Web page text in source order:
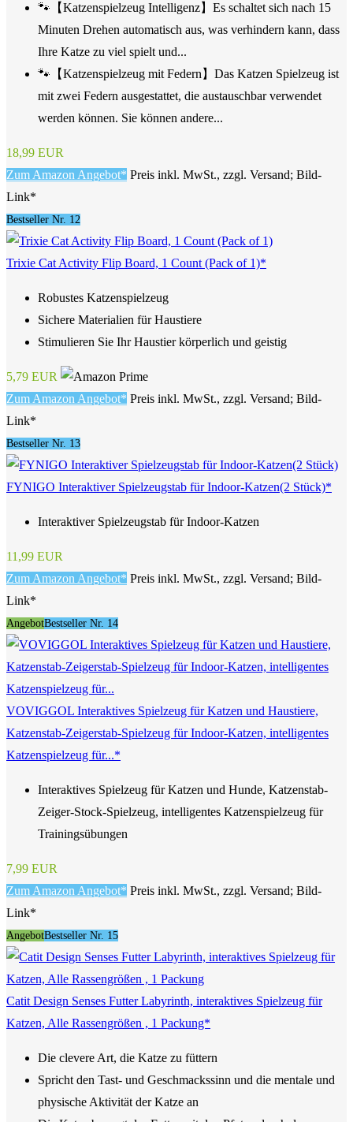
🐾【Katzenspielzeug Intelligenz】Es schaltet sich nach 15
Minuten Drehen automatisch aus, was verhindern kann, dass
Ihre Katze zu viel spielt und...
🐾【Katzenspielzeug mit Federn】Das Katzen Spielzeug ist
mit zwei Federn ausgestattet, die austauschbar verwendet
werden können. Sie können andere...
18,99 EUR
Zum Amazon Angebot* Preis inkl. MwSt., zzgl. Versand; Bild-
Link*
Bestseller Nr. 12
Trixie Cat Activity Flip Board, 1 Count (Pack of 1)*
Robustes Katzenspielzeug
Sichere Materialien für Haustiere
Stimulieren Sie Ihr Haustier körperlich und geistig
5,79 EUR
Zum Amazon Angebot* Preis inkl. MwSt., zzgl. Versand; Bild-
Link*
Bestseller Nr. 13
FYNIGO Interaktiver Spielzeugstab für Indoor-Katzen(2 Stück)*
Interaktiver Spielzeugstab für Indoor-Katzen
11,99 EUR
Zum Amazon Angebot* Preis inkl. MwSt., zzgl. Versand; Bild-
Link*
AngebotBestseller Nr. 14
VOVIGGOL Interaktives Spielzeug für Katzen und Haustiere,
Katzenstab-Zeigerstab-Spielzeug für Indoor-Katzen, intelligentes
Katzenspielzeug für...*
Interaktives Spielzeug für Katzen und Hunde, Katzenstab-
Zeiger-Stock-Spielzeug, intelligentes Katzenspielzeug für
Trainingsübungen
7,99 EUR
Zum Amazon Angebot* Preis inkl. MwSt., zzgl. Versand; Bild-
Link*
AngebotBestseller Nr. 15
Catit Design Senses Futter Labyrinth, interaktives Spielzeug für
Katzen, Alle Rassengrößen , 1 Packung*
Die clevere Art, die Katze zu füttern
Spricht den Tast- und Geschmackssinn und die mentale und
physische Aktivität der Katze an